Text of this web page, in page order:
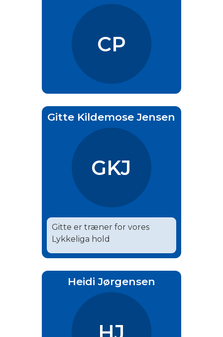
CP
Gitte Kildemose Jensen
GKJ
Gitte er træner for vores
Lykkeliga hold
Heidi Jørgensen
HJ